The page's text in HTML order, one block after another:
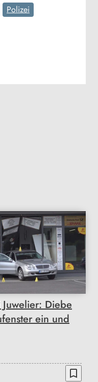
Polizei
Diebe
ein und
bookmark_border